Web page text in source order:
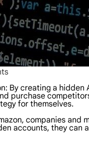
By creating a
purchase
for themselves.
companies
accounts, they